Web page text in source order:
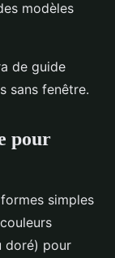
modèles
de guide
sans fenêtre.
pour
simples
doré) pour